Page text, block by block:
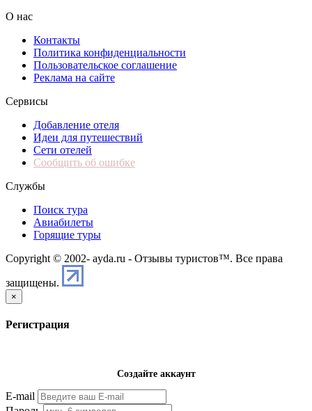
О нас
Контакты
Политика конфиденциальности
Пользовательское соглашение
Реклама на сайте
Сервисы
Добавление отеля
Идеи для путешествий
Сети отелей
Сообщить об ошибке
Службы
Поиск тура
Авиабилеты
Горящие туры
Copyright © 2002- ayda.ru - Отзывы туристов™. Все права
защищены.
×
Регистрация
Создайте аккаунт
E-mail